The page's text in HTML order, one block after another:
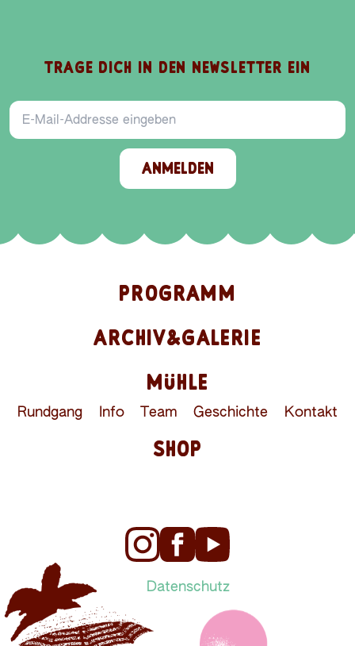
TRAGE DICH IN DEN NEWSLETTER EIN
E-Mail-Addresse
ANMELDEN
PROGRAMM
ARCHIV&GALERIE
MÜHLE
Rundgang Info Team Geschichte Kontakt
SHOP
Datenschutz